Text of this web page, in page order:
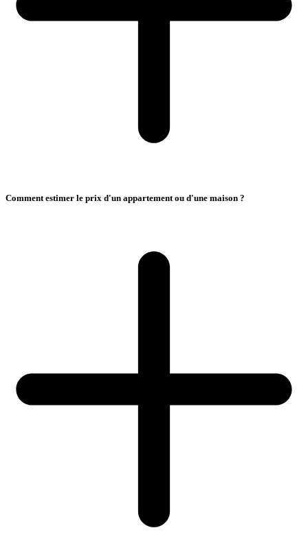
Comment estimer le prix d'un appartement ou d'une maison ?